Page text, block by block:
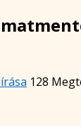
128